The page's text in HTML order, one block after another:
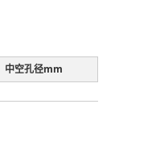
中空孔径mm